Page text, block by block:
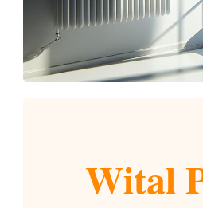
Wital